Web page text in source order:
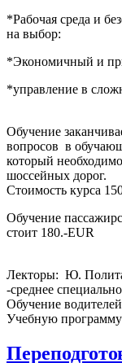
*Рабочая среда и
на выбор:
*Экономичный и
*управление в
Обучение
вопросов в
который
шоссейных дорог.
Стоимость курса
Обучение
стоит 180.-EUR
Лекторы: Ю.
-среднее
Обучение
Учебную